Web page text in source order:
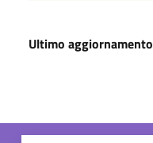
Ultimo aggiornamento